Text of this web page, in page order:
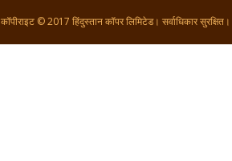
कॉपीराइट © 2017 हिंदुस्तान कॉपर लिमिटेड। सर्वाधिकार सुरक्षित।